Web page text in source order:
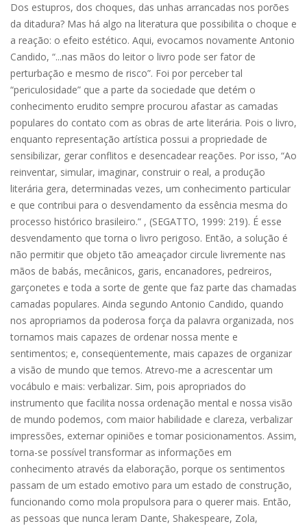
Dos estupros, dos choques, das unhas arrancadas nos porões
da ditadura? Mas há algo na literatura que possibilita o choque e
a reação: o efeito estético. Aqui, evocamos novamente Antonio
Candido, “...nas mãos do leitor o livro pode ser fator de
perturbação e mesmo de risco”. Foi por perceber tal
“periculosidade” que a parte da sociedade que detém o
conhecimento erudito sempre procurou afastar as camadas
populares do contato com as obras de arte literária. Pois o livro,
enquanto representação artística possui a propriedade de
sensibilizar, gerar conflitos e desencadear reações. Por isso, “Ao
reinventar, simular, imaginar, construir o real, a produção
literária gera, determinadas vezes, um conhecimento particular
e que contribui para o desvendamento da essência mesma do
processo histórico brasileiro.” , (SEGATTO, 1999: 219). É esse
desvendamento que torna o livro perigoso. Então, a solução é
não permitir que objeto tão ameaçador circule livremente nas
mãos de babás, mecânicos, garis, encanadores, pedreiros,
garçonetes e toda a sorte de gente que faz parte das chamadas
camadas populares. Ainda segundo Antonio Candido, quando
nos apropriamos da poderosa força da palavra organizada, nos
tornamos mais capazes de ordenar nossa mente e
sentimentos; e, conseqüentemente, mais capazes de organizar
a visão de mundo que temos. Atrevo-me a acrescentar um
vocábulo e mais: verbalizar. Sim, pois apropriados do
instrumento que facilita nossa ordenação mental e nossa visão
de mundo podemos, com maior habilidade e clareza, verbalizar
impressões, externar opiniões e tomar posicionamentos. Assim,
torna-se possível transformar as informações em
conhecimento através da elaboração, porque os sentimentos
passam de um estado emotivo para um estado de construção,
funcionando como mola propulsora para o querer mais. Então,
as pessoas que nunca leram Dante, Shakespeare, Zola,